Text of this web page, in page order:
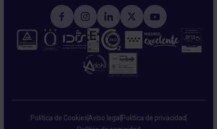
Política de CookiesAviso legal Política de privacidad